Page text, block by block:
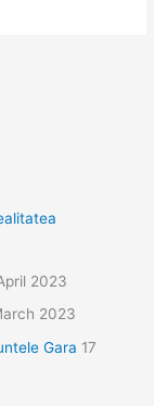
2023
2023
Gara 17